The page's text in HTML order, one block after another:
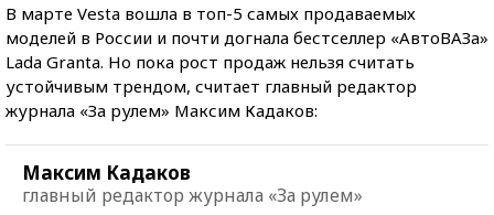
В марте Vesta вошла в топ-5 самых продаваемых
моделей в России и почти догнала бестселлер «АвтоВАЗа»
Lada Granta. Но пока рост продаж нельзя считать
устойчивым трендом, считает главный редактор
журнала «За рулем» Максим Кадаков:
Максим Кадаков
главный редактор журнала «За рулем»